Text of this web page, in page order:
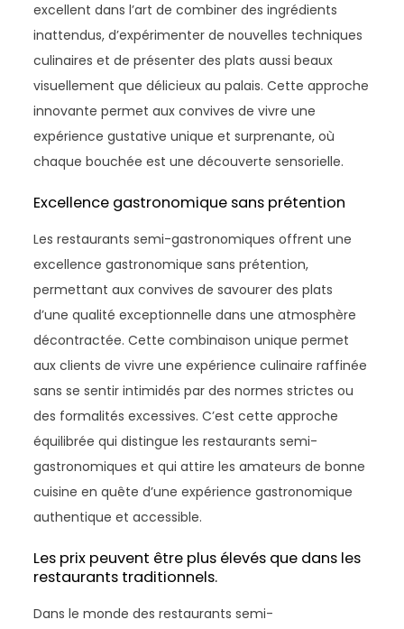
excellent dans l’art de combiner des ingrédients
inattendus, d’expérimenter de nouvelles techniques
culinaires et de présenter des plats aussi beaux
visuellement que délicieux au palais. Cette approche
innovante permet aux convives de vivre une
expérience gustative unique et surprenante, où
chaque bouchée est une découverte sensorielle.
Excellence gastronomique sans prétention
Les restaurants semi-gastronomiques offrent une
excellence gastronomique sans prétention,
permettant aux convives de savourer des plats
d’une qualité exceptionnelle dans une atmosphère
décontractée. Cette combinaison unique permet
aux clients de vivre une expérience culinaire raffinée
sans se sentir intimidés par des normes strictes ou
des formalités excessives. C’est cette approche
équilibrée qui distingue les restaurants semi-
gastronomiques et qui attire les amateurs de bonne
cuisine en quête d’une expérience gastronomique
authentique et accessible.
Les prix peuvent être plus élevés que dans les
restaurants traditionnels.
Dans le monde des restaurants semi-